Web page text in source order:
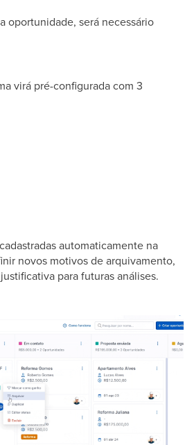
oportunidade, será necessário
virá pré-configurada com 3
automaticamente na
novos motivos de arquivamento,
para futuras análises.